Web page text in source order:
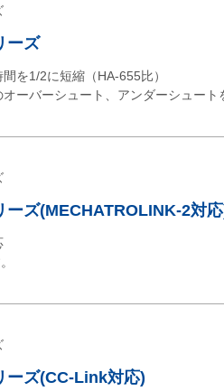
ーズ
を1/2に短縮（HA-655比）
ーバーシュート、アンダーシュー
ズ(MECHATROLINK-2対
ーズ(CC-Link対応)